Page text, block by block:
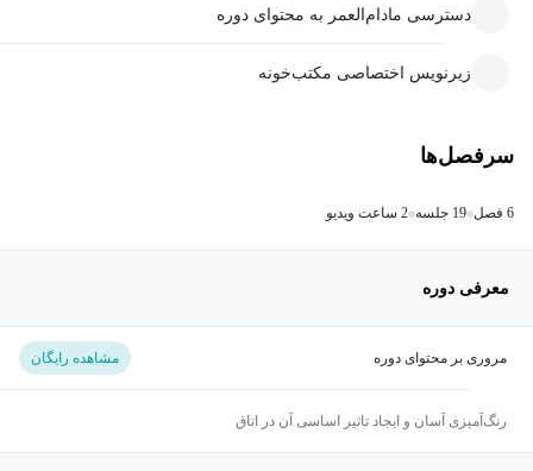
دسترسی مادام‌العمر به محتوای دوره
زیرنویس اختصاصی مکتب‌خونه
سرفصل‌ها
6 فصل 19 جلسه 2 ساعت ویدیو
معرفی دوره
مروری بر محتوای دوره مشاهده رایگان
رنگ‌آمیزی آسان و ایجاد تاثیر اساسی آن در اتاق